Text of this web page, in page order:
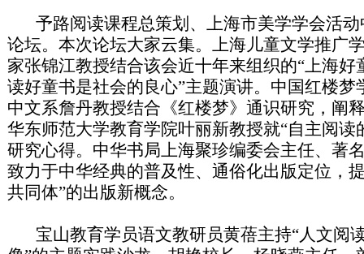
予路阅读课程总策划、上海市美学学会活动
论坛。本次论坛大家云集。上海儿童文学推广
家张锦江教授结合该会近十年来组织的“上海好
读好童书是社会的良心”主题演讲。中国红楼
中文系詹丹教授结合《红楼梦》通识研究，阐
华东师范大学教育学院叶丽新教授就“自主阅读
研究心得。中华书局上海聚珍编委会主任、著
致力于中华经典的普及性、通俗化出版定位，
共同体”的出版新概念。
宝山教育学员语文教研员黄蓓主持“人文阅